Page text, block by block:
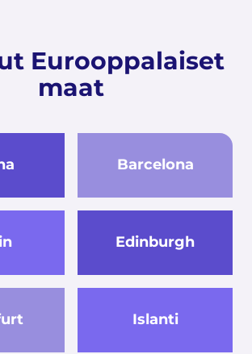
Eurooppalaiset
maat
Barcelona
Edinburgh
Islanti